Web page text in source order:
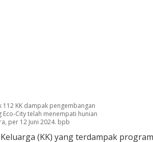
112 KK dampak pengembangan
Eco-City telah menempati hunian
per 12 Juni 2024. bpb
(KK) yang terdampak program